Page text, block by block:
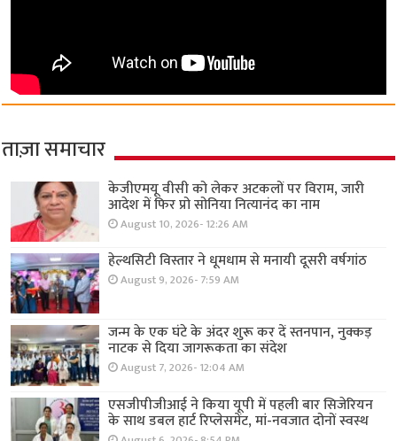
ताज़ा समाचार
केजीएमयू वीसी को लेकर अटकलों पर विराम, जारी
आदेश में फिर प्रो सोनिया नित्यानंद का नाम
August 10, 2026- 12:26 AM
हेल्थसिटी विस्तार ने धूमधाम से मनायी दूसरी वर्षगांठ
August 9, 2026- 7:59 AM
जन्म के एक घंटे के अंदर शुरू कर दें स्तनपान, नुक्कड़
नाटक से दिया जागरूकता का संदेश
August 7, 2026- 12:04 AM
एसजीपीजीआई ने किया यूपी में पहली बार सिजेरियन
के साथ डबल हार्ट रिप्लेसमेंट, मां-नवजात दोनों स्वस्थ